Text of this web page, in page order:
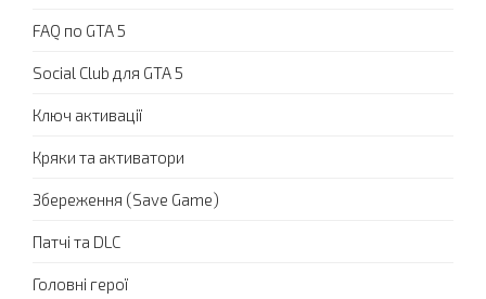
FAQ по GTA 5
Social Club для GTA 5
Ключ активації
Кряки та активатори
Збереження (Save Game)
Патчі та DLC
Головні герої